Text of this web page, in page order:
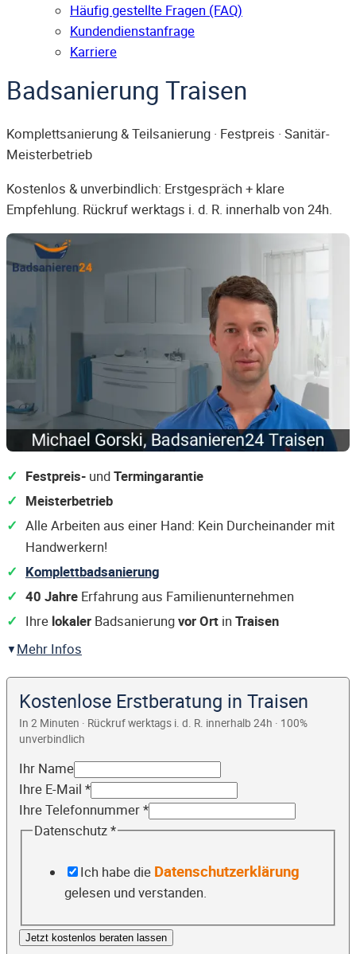
Häufig gestellte Fragen (FAQ)
Kunden­dienst­anfrage
Karriere
Badsanierung Traisen
Komplettsanierung & Teilsanierung · Festpreis · Sanitär-
Meisterbetrieb
Kostenlos & unverbindlich: Erstgespräch + klare
Empfehlung. Rückruf werktags i. d. R. innerhalb von 24h.
Festpreis- undTermingarantie
Meisterbetrieb
Alle Arbeiten aus einer Hand: Kein Durcheinander mit
Handwerkern!
Komplettbadsanierung
40 Jahre Erfahrung aus Familienunternehmen
Ihre lokaler Badsanierungvor Ort in Traisen
Mehr Infos
Kostenlose Erstberatung in Traisen
In 2 Minuten · Rückruf werktags i. d. R. innerhalb 24h · 100%
unverbindlich
Ihr Name
Ihre E-Mail *
Ihre Telefonnummer*
Datenschutz*
Ich habe die Datenschutzerklärung
gelesen und verstanden.
Jetzt kostenlos beraten lassen